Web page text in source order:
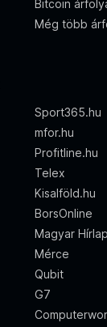
Bitcoin
Még több
Sport365.hu
mfor.hu
Profitline.hu
Telex
Kisalföld.hu
BorsOnline
Magyar Hírlap
Mérce
Qubit
G7